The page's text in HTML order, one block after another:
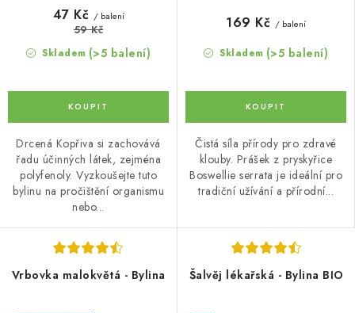
Skladem (>5 balení)
47 Kč / balení
59 Kč
Drcená Kopřiva si zachovává
řadu účinných látek, zejména
polyfenoly. Vyzkoušejte tuto
bylinu na pročištění organismu
nebo...
Skladem (>5 balení)
169 Kč / balení
Čistá síla přírody pro zdravé
klouby. Prášek z pryskyřice
Boswellie serrata je ideální pro
tradiční užívání a přírodní...
Vrbovka malokvětá - Bylina Šalvěj lékařská - Bylina BIO